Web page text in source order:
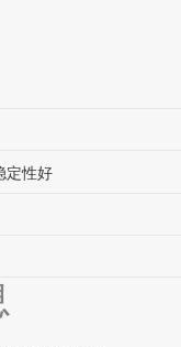
定性好